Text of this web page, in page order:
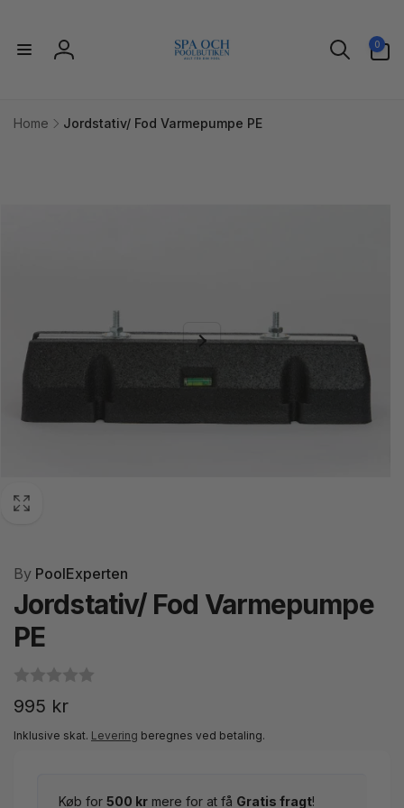
Log
0
varer
Home
Jordstativ/ Fod Varmepumpe PE
By PoolExperten
Jordstativ/ Fod Varmepumpe
PE
Normalpris
995 kr
Inklusive skat. Levering beregnes ved betaling.
Køb for 500 kr mere for at få Gratis fragt!